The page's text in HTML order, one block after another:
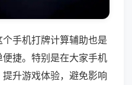
手机打牌计算辅助也是
捷。特别是在大家手机
升游戏体验，避免影响